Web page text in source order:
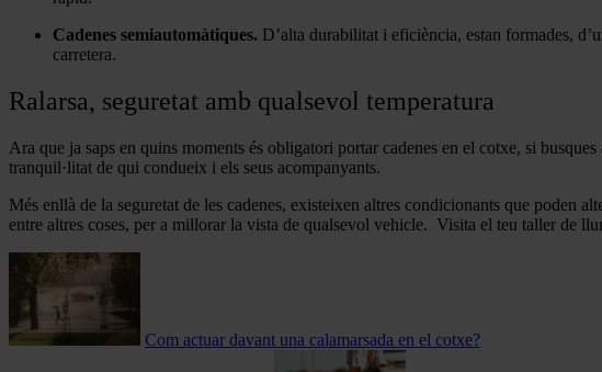
Cadenes semiautomàtiques. D’alta durabilitat i eficiència, estan formades,
carretera.
Ralarsa, seguretat amb qualsevol temperatura
Ara que ja saps en quins moments és obligatori portar cadenes en el cotxe, si
tranquil·litat de qui condueix i els seus acompanyants.
Més enllà de la seguretat de les cadenes, existeixen altres condicionants que poden
entre altres coses, per a millorar la vista de qualsevol vehicle. Visita el teu taller de
Com actuar davant una calamarsada en el cotxe?